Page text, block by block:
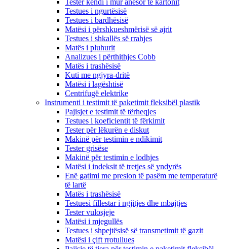
Tester këndi i mur anësor të kartonit
Testues i ngurtësisë
Testues i bardhësisë
Matësi i përshkueshmërisë së ajrit
Testues i shkallës së rrahjes
Matës i pluhurit
Analizues i përthithjes Cobb
Matës i trashësisë
Kuti me ngjyra-dritë
Matësi i lagështisë
Centrifugë elektrike
Instrumenti i testimit të paketimit fleksibël plastik
Pajisjet e testimit të tërheqjes
Testues i koeficientit të fërkimit
Tester për lëkurën e diskut
Makinë për testimin e ndikimit
Tester grisëse
Makinë për testimin e lodhjes
Matësi i indeksit të tretjes së yndyrës
Enë gatimi me presion të pasëm me temperaturë
të lartë
Matës i trashësisë
Testuesi fillestar i ngjitjes dhe mbajtjes
Tester vulosjeje
Matësi i mjegullës
Testues i shpejtësisë së transmetimit të gazit
Matësi i çift rrotullues